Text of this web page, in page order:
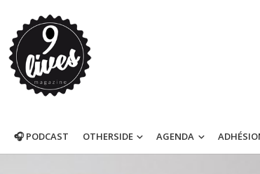
🎧 PODCAST OTHERSIDE AGENDA